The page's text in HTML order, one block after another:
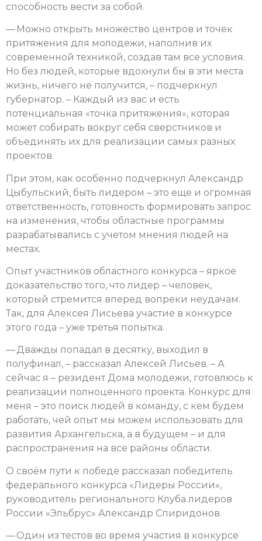
способность вести за собой.
— Можно открыть множество центров и точек
притяжения для молодежи, наполнив их
современной техникой, создав там все условия.
Но без людей, которые вдохнули бы в эти места
жизнь, ничего не получится, – подчеркнул
губернатор. – Каждый из вас и есть
потенциальная «точка притяжения», которая
может собирать вокруг себя сверстников и
объединять их для реализации самых разных
проектов.
При этом, как особенно подчеркнул Александр
Цыбульский, быть лидером – это еще и огромная
ответственность, готовность формировать запрос
на изменения, чтобы областные программы
разрабатывались с учетом мнения людей на
местах.
Опыт участников областного конкурса – яркое
доказательство того, что лидер – человек,
который стремится вперед вопреки неудачам.
Так, для Алексея Лисьева участие в конкурсе
этого года – уже третья попытка.
— Дважды попадал в десятку, выходил в
полуфинал, – рассказал Алексей Лисьев. – А
сейчас я – резидент Дома молодежи, готовлюсь к
реализации полноценного проекта. Конкурс для
меня – это поиск людей в команду, с кем будем
работать, чей опыт мы можем использовать для
развития Архангельска, а в будущем – и для
распространения на все районы области.
О своём пути к победе рассказал победитель
федерального конкурса «Лидеры России»,
руководитель регионального Клуба лидеров
России «Эльбрус» Александр Спиридонов.
— Один из тестов во время участия в конкурсе